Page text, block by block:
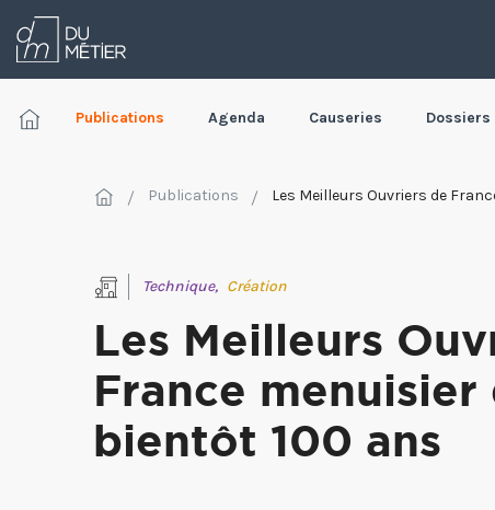
Publications Agenda Causeries Dossiers
Publications
Technique, Création
Les Meilleurs
France menuisier
bientôt 100 ans